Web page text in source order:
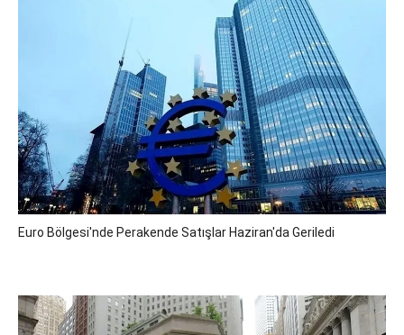
Euro Bölgesi'nde Perakende Satışlar Haziran'da Geriledi